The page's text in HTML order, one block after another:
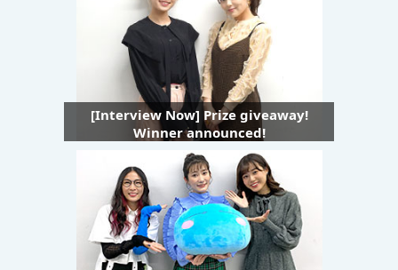
[Interview Now] Prize giveaway!
Winner announced!